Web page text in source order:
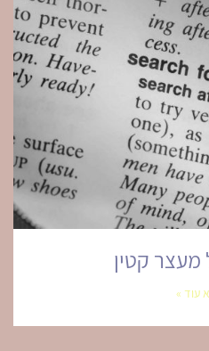
מעצר קטין
עוד »